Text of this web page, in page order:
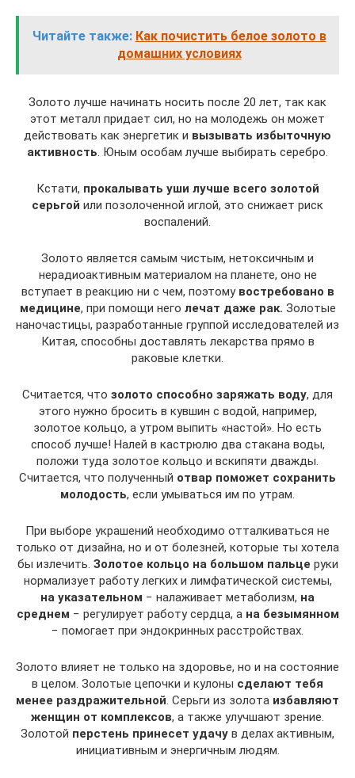
Читайте также: Как почистить белое золото в
домашних условиях
Золото лучше начинать носить после 20 лет, так как
этот металл придает сил, но на молодежь он может
действовать как энергетик и вызывать избыточную
активность. Юным особам лучше выбирать серебро.
Кстати, прокалывать уши лучше всего золотой
серьгой или позолоченной иглой, это снижает риск
воспалений.
Золото является самым чистым, нетоксичным и
нерадиоактивным материалом на планете, оно не
вступает в реакцию ни с чем, поэтому востребовано в
медицине, при помощи него лечат даже рак. Золотые
наночастицы, разработанные группой исследователей из
Китая, способны доставлять лекарства прямо в
раковые клетки.
Считается, что золото способно заряжать воду, для
этого нужно бросить в кувшин с водой, например,
золотое кольцо, а утром выпить «настой». Но есть
способ лучше! Налей в кастрюлю два стакана воды,
положи туда золотое кольцо и вскипяти дважды.
Считается, что полученный отвар поможет сохранить
молодость, если умываться им по утрам.
При выборе украшений необходимо отталкиваться не
только от дизайна, но и от болезней, которые ты хотела
бы излечить. Золотое кольцо на большом пальце руки
нормализует работу легких и лимфатической системы,
на указательном − налаживает метаболизм, на
среднем − регулирует работу сердца, а на безымянном
− помогает при эндокринных расстройствах.
Золото влияет не только на здоровье, но и на состояние
в целом. Золотые цепочки и кулоны сделают тебя
менее раздражительной. Серьги из золота избавляют
женщин от комплексов, а также улучшают зрение.
Золотой перстень принесет удачу в делах активным,
инициативным и энергичным людям.